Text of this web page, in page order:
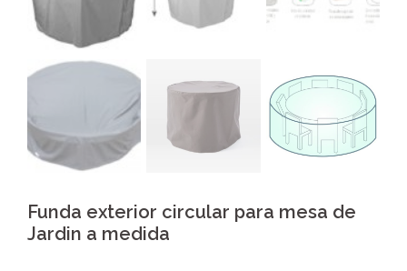
Funda exterior circular para mesa de
Jardin a medida